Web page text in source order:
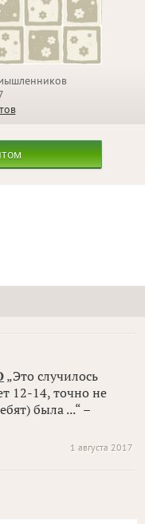
„Это случилось
12-14, точно не
была ...“ –
1 августа 2017